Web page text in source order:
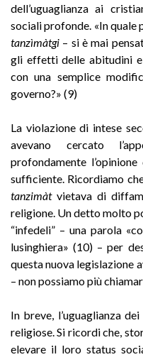
dell’uguaglianza ai
sociali profonde. «In quale
tanzìmàtgi – si è mai
gli effetti delle abitudini
con una semplice
governo?» (9)
La violazione di intese
avevano cercato
profondamente
sufficiente. Ricordiamo
tanzimàt vietava di
religione. Un detto molto
“infedeli” – una parola
lusinghiera» (10) – per
questa nuova legislazione
– non possiamo più
In breve, l’uguaglianza
religiose. Si ricordi che,
elevare il loro status